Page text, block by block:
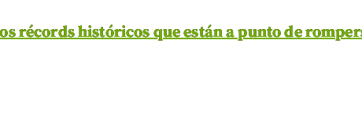
récords históricos que están a punto de